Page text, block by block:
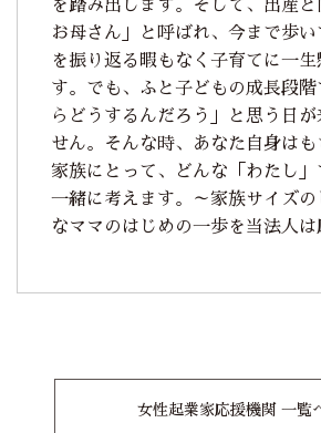
を踏み出します。そして、出産と
お母さん」と呼ばれ、今まで歩
を振り返る暇もなく子育てに一生
す。でも、ふと子どもの成長段
らどうするんだろう」と思う日が
せん。そんな時、あなた自身はも
家族にとって、どんな「わたし」
一緒に考えます。～家族サイズ
なママのはじめの一歩を当法人は
女性起業家応援機関 一覧